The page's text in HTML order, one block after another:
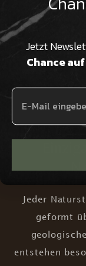
Wir
Jeder
geformt
entstehen
Jetzt
Chance